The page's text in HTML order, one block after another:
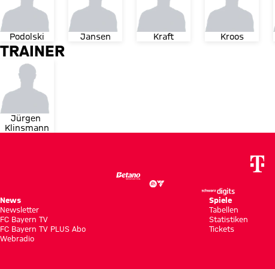
Podolski Jansen Kraft Kroos
TRAINER
Jürgen
Klinsmann
News
Newsletter
FC Bayern TV
FC Bayern TV PLUS Abo
Webradio
Spiele
Tabellen
Statistiken
Tickets